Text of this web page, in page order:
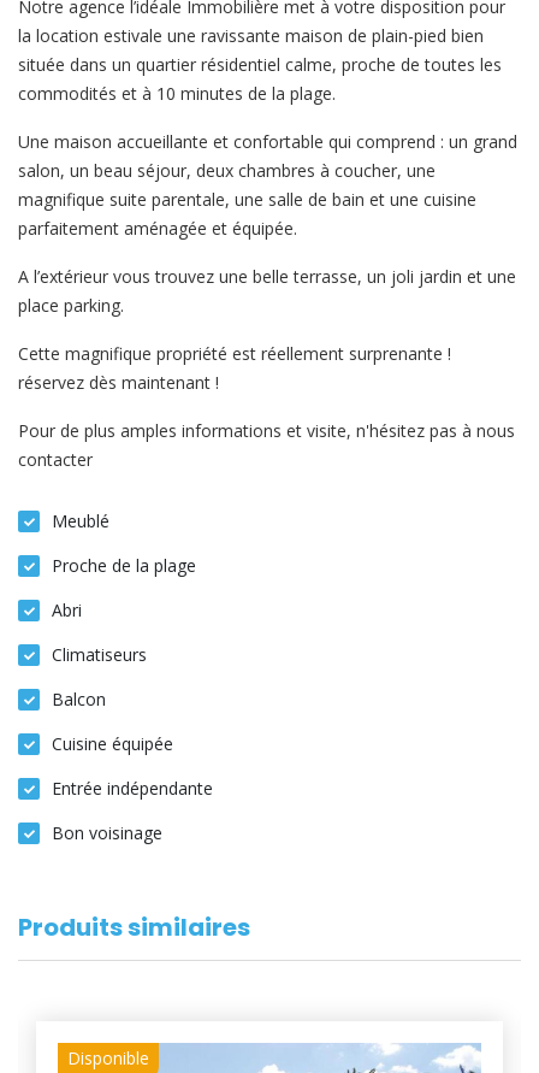
Notre agence l’idéale Immobilière met à votre disposition pour
la location estivale une ravissante maison de plain-pied bien
située dans un quartier résidentiel calme, proche de toutes les
commodités et à 10 minutes de la plage.
Une maison accueillante et confortable qui comprend : un grand
salon, un beau séjour, deux chambres à coucher, une
magnifique suite parentale, une salle de bain et une cuisine
parfaitement aménagée et équipée.
A l’extérieur vous trouvez une belle terrasse, un joli jardin et une
place parking.
Cette magnifique propriété est réellement surprenante !
réservez dès maintenant !
Pour de plus amples informations et visite, n'hésitez pas à nous
contacter
Meublé
Proche de la plage
Abri
Climatiseurs
Balcon
Cuisine équipée
Entrée indépendante
Bon voisinage
Produits similaires
Disponible